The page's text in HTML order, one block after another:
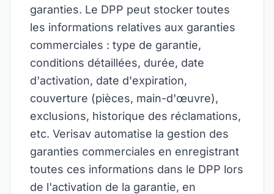
garanties. Le DPP peut stocker toutes
les informations relatives aux garanties
commerciales : type de garantie,
conditions détaillées, durée, date
d'activation, date d'expiration,
couverture (pièces, main-d'œuvre),
exclusions, historique des réclamations,
etc. Verisav automatise la gestion des
garanties commerciales en enregistrant
toutes ces informations dans le DPP lors
de l'activation de la garantie, en